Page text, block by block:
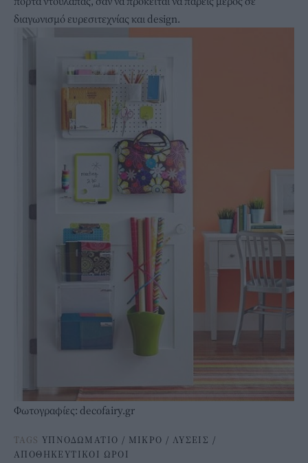
διαγωνισμό ευρεσιτεχνίας και design.
Φωτογραφίες: decofairy.gr
TAGS ΥΠΝΟΔΩΜΑΤΙΟ / ΜΙΚΡΟ / ΛΥΣΕΙΣ /
ΑΠΟΘΗΚΕΥΤΙΚΟΙ ΩΡΟΙ